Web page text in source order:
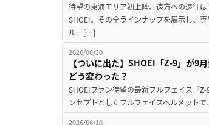
待望の東海エリア初上陸。遠方への遠征
SHOEI。その全ラインナップを展示し、
ルー[…]
2026/06/30
【ついに出た】SHOEI「Z-9」が9
どう変わった？
SHOEIファン待望の最新フルフェイス『
ンセプトとしたフルフェイスヘルメット
2026/06/10